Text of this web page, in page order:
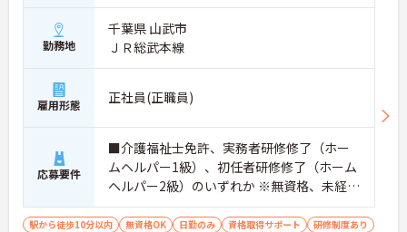
勤務地
千葉県 山武市
ＪＲ総武本線
雇用形態 正社員(正職員)
応募要件
■介護福祉士免許、実務者研修修了（ホー
ムヘルパー1級）、初任者研修修了（ホーム
ヘルパー2級）のいずれか ※無資格、未経験
の方も相談可
駅から徒歩10分以内 無資格OK 日勤のみ 資格取得サポート
研修制度あり